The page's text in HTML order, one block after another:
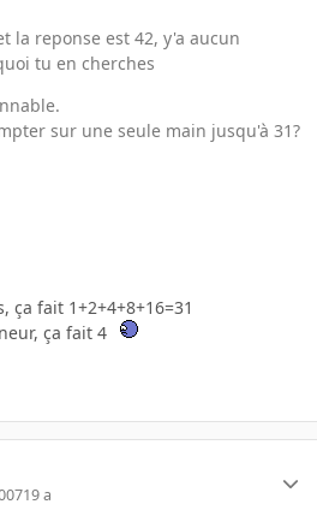
la reponse est 42, y'a aucun
tu en cherches
sur une seule main jusqu'à 31?
ça fait 1+2+4+8+16=31
ça fait 4
19 a